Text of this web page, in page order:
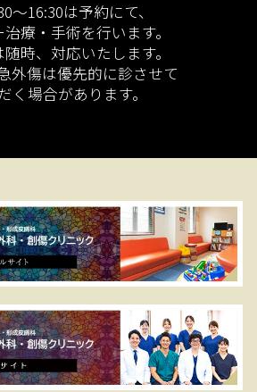
～16:30は予約にて、
治療・手術を行います。
時、対応いたします。
外傷は優先的に診させて
く場合があります。